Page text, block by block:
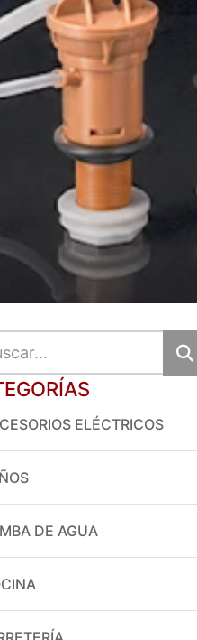
ELÉCTRICOS
DE AGUA